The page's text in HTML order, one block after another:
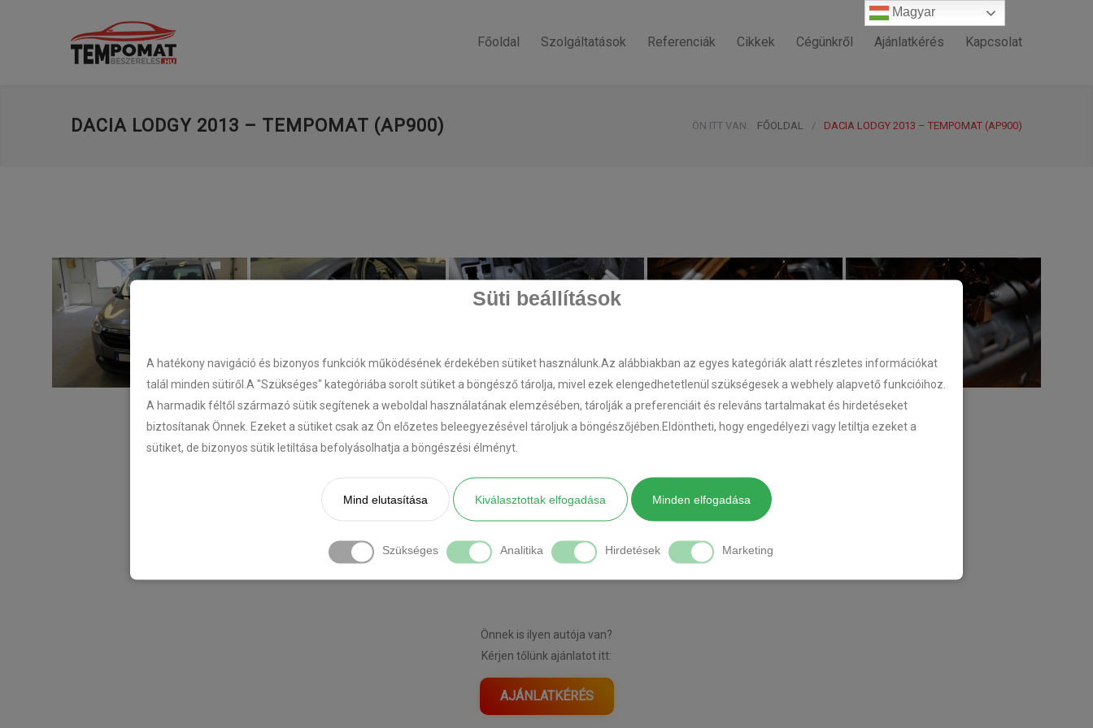
Süti beállítások
A hatékony navigáció és bizonyos funkciók működésének érdekében sütiket használunk.Az alábbiakban az egyes kategóriák alatt részletes információkat
talál minden sütiről.A "Szükséges" kategóriába sorolt sütiket a böngésző tárolja, mivel ezek elengedhetetlenül szükségesek a webhely alapvető funkcióihoz.
A harmadik féltől származó sütik segítenek a weboldal használatának elemzésében, tárolják a preferenciáit és releváns tartalmakat és hirdetéseket
biztosítanak Önnek. Ezeket a sütiket csak az Ön előzetes beleegyezésével tároljuk a böngészőjében.Eldöntheti, hogy engedélyezi vagy letiltja ezeket a
sütiket, de bizonyos sütik letiltása befolyásolhatja a böngészési élményt.
Mind elutasítása Kiválasztottak elfogadása Minden elfogadása
Szükséges Analitika Hirdetések Marketing
Főoldal Szolgáltatások Referenciák Cikkek Cégünkről Ajánlatkérés Kapcsolat
DACIA LODGY 2013 – TEMPOMAT (AP900) ÖN ITT VAN: FŐOLDAL / DACIA LODGY 2013 – TEMPOMAT (AP900)
[DIAVETÍTÉS INDÍTÁSA]
Önnek is ilyen autója van?
Kérjen tőlünk ajánlatot itt:
AJÁNLATKÉRÉS
Magyar